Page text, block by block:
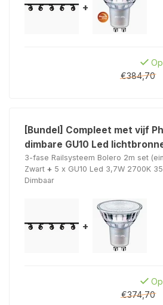
+
€384,70
[Bundel] Compleet met vijf
dimbare GU10 Led
3-fase Railsysteem Bolero 2m set
Zwart + 5 x GU10 Led 3,7W 2700K
Dimbaar
+
€374,70